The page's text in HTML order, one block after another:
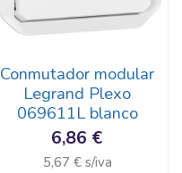
Conmutador modular
Legrand Plexo
069611L blanco
6,86 €
5,67 € s/iva